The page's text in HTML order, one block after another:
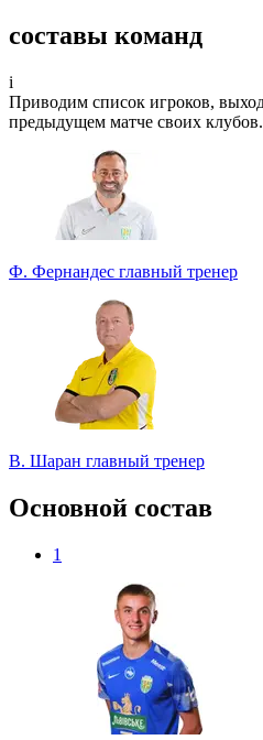
составы команд
i
Приводим список игроков,
предыдущем матче своих клубов.
Ф. Фернандес главный тренер
В. Шаран главный тренер
Основной состав
1